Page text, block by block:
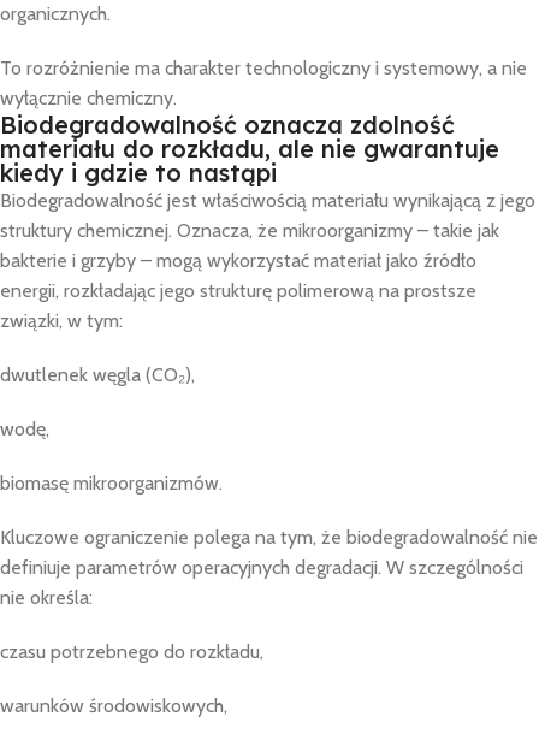
organicznych.
To rozróżnienie ma charakter technologiczny i systemowy, a nie
wyłącznie chemiczny.
Biodegradowalność oznacza zdolność
materiału do rozkładu, ale nie gwarantuje
kiedy i gdzie to nastąpi
Biodegradowalność jest właściwością materiału wynikającą z jego
struktury chemicznej. Oznacza, że mikroorganizmy – takie jak
bakterie i grzyby – mogą wykorzystać materiał jako źródło
energii, rozkładając jego strukturę polimerową na prostsze
związki, w tym:
dwutlenek węgla (CO₂),
wodę,
biomasę mikroorganizmów.
Kluczowe ograniczenie polega na tym, że biodegradowalność nie
definiuje parametrów operacyjnych degradacji. W szczególności
nie określa:
czasu potrzebnego do rozkładu,
warunków środowiskowych,